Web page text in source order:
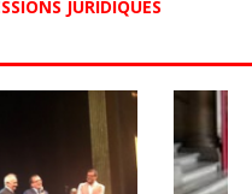
JURIDIQUES